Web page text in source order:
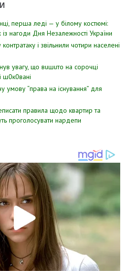
перша леді — у білому костюмі:
нагоди Дня Незалежності України
і звiльнили чотири наcелені
yвaгy, щo вuшuтo нa copoчцi
ш0к0вaнi
умoву “пpава на іcнування” для
правила щодо квартир та
проголосувати нардепи